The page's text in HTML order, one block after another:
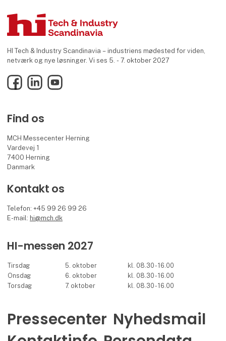
HI Tech & Industry Scandinavia – industriens mødested for viden,
netværk og nye løsninger. Vi ses 5. - 7. oktober 2027
FacebookLinkedInYouTube
Find os
MCH Messecenter Herning
Vardevej 1
7400 Herning
Danmark
Kontakt os
Telefon: +45 99 26 99 26
E-mail: hi@mch.dk
HI-messen 2027
Tirsdag 5. oktober
kl. 08.30 - 16.00
Onsdag
6. oktober
kl. 08.30 - 16.00
Torsdag
7. oktober kl. 08.30 - 16.00
Pressecenter Nyhedsmail